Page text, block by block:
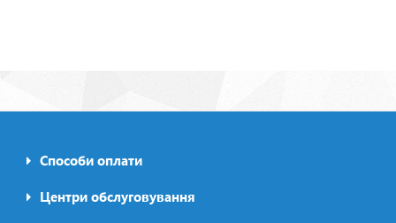
Footer0
menu
Способи оплати
Центри обслуговування